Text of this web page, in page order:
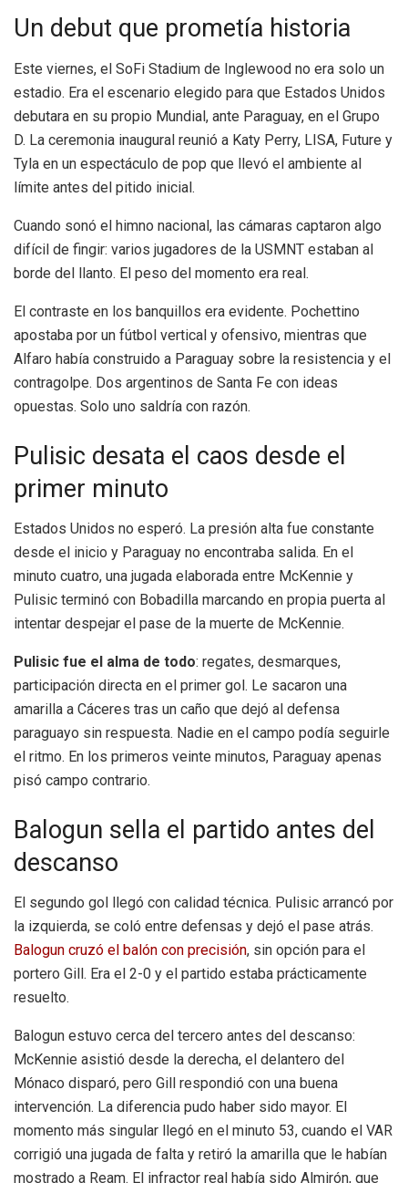
Un debut que prometía historia
Este viernes, el SoFi Stadium de Inglewood no era solo un
estadio. Era el escenario elegido para que Estados Unidos
debutara en su propio Mundial, ante Paraguay, en el Grupo
D. La ceremonia inaugural reunió a Katy Perry, LISA, Future y
Tyla en un espectáculo de pop que llevó el ambiente al
límite antes del pitido inicial.
Cuando sonó el himno nacional, las cámaras captaron algo
difícil de fingir: varios jugadores de la USMNT estaban al
borde del llanto. El peso del momento era real.
El contraste en los banquillos era evidente. Pochettino
apostaba por un fútbol vertical y ofensivo, mientras que
Alfaro había construido a Paraguay sobre la resistencia y el
contragolpe. Dos argentinos de Santa Fe con ideas
opuestas. Solo uno saldría con razón.
Pulisic desata el caos desde el
primer minuto
Estados Unidos no esperó. La presión alta fue constante
desde el inicio y Paraguay no encontraba salida. En el
minuto cuatro, una jugada elaborada entre McKennie y
Pulisic terminó con Bobadilla marcando en propia puerta al
intentar despejar el pase de la muerte de McKennie.
Pulisic fue el alma de todo: regates, desmarques,
participación directa en el primer gol. Le sacaron una
amarilla a Cáceres tras un caño que dejó al defensa
paraguayo sin respuesta. Nadie en el campo podía seguirle
el ritmo. En los primeros veinte minutos, Paraguay apenas
pisó campo contrario.
Balogun sella el partido antes del
descanso
El segundo gol llegó con calidad técnica. Pulisic arrancó por
la izquierda, se coló entre defensas y dejó el pase atrás.
Balogun cruzó el balón con precisión, sin opción para el
portero Gill. Era el 2-0 y el partido estaba prácticamente
resuelto.
Balogun estuvo cerca del tercero antes del descanso:
McKennie asistió desde la derecha, el delantero del
Mónaco disparó, pero Gill respondió con una buena
intervención. La diferencia pudo haber sido mayor. El
momento más singular llegó en el minuto 53, cuando el VAR
corrigió una jugada de falta y retiró la amarilla que le habían
mostrado a Ream. El infractor real había sido Almirón, que